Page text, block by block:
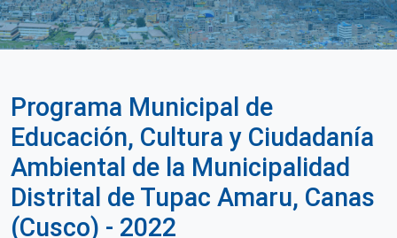
Programa Municipal de
Educación, Cultura y Ciudadanía
Ambiental de la Municipalidad
Distrital de Tupac Amaru, Canas
(Cusco) - 2022